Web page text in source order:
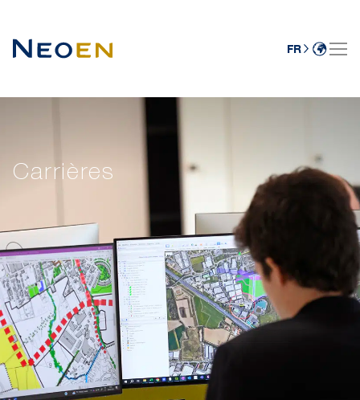
FR
Carrières